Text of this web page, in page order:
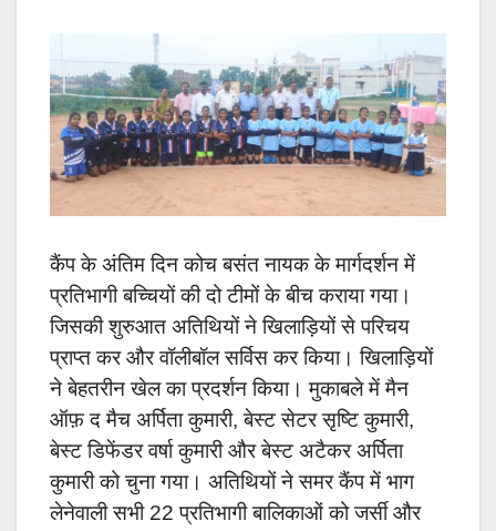
कैंप के अंतिम दिन कोच बसंत नायक के मार्गदर्शन में
प्रतिभागी बच्चियों की दो टीमों के बीच कराया गया।
जिसकी शुरुआत अतिथियों ने खिलाड़ियों से परिचय
प्राप्त कर और वॉलीबॉल सर्विस कर किया। खिलाड़ियों
ने बेहतरीन खेल का प्रदर्शन किया। मुकाबले में मैन
ऑफ़ द मैच अर्पिता कुमारी, बेस्ट सेटर सृष्टि कुमारी,
बेस्ट डिफेंडर वर्षा कुमारी और बेस्ट अटैकर अर्पिता
कुमारी को चुना गया। अतिथियों ने समर कैंप में भाग
लेनेवाली सभी 22 प्रतिभागी बालिकाओं को जर्सी और